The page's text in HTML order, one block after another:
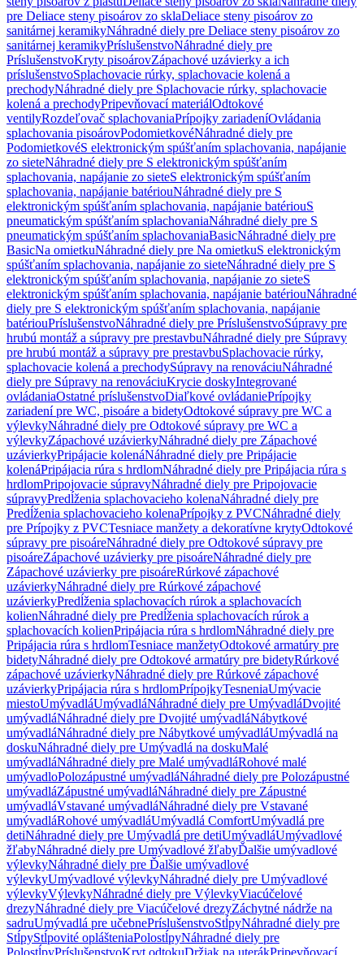
pre Deliace steny pisoárov zo sklaDeliace steny pisoárov zo
sanitárnej keramikyNáhradné diely pre Deliace steny pisoárov zo
sanitárnej keramikyPríslušenstvoNáhradné diely pre
PríslušenstvoKryty pisoárovZápachové uzávierky a ich
príslušenstvoSplachovacie rúrky, splachovacie kolená a
prechodyNáhradné diely pre Splachovacie rúrky, splachovacie
kolená a prechodyPripevňovací materiálOdtokové
ventilyRozdeľovač splachovaniaPrípojky zariadeníOvládania
splachovania pisoárovPodomietkovéNáhradné diely pre
PodomietkovéS elektronickým spúšťaním splachovania, napájanie
zo sieteNáhradné diely pre S elektronickým spúšťaním
splachovania, napájanie zo sieteS elektronickým spúšťaním
splachovania, napájanie batériouNáhradné diely pre S
elektronickým spúšťaním splachovania, napájanie batériouS
pneumatickým spúšťaním splachovaniaNáhradné diely pre S
pneumatickým spúšťaním splachovaniaBasicNáhradné diely pre
BasicNa omietkuNáhradné diely pre Na omietkuS elektronickým
spúšťaním splachovania, napájanie zo sieteNáhradné diely pre S
elektronickým spúšťaním splachovania, napájanie zo sieteS
elektronickým spúšťaním splachovania, napájanie batériouNáhradné
diely pre S elektronickým spúšťaním splachovania, napájanie
batériouPríslušenstvoNáhradné diely pre PríslušenstvoSúpravy pre
hrubú montáž a súpravy pre prestavbuNáhradné diely pre Súpravy
pre hrubú montáž a súpravy pre prestavbuSplachovacie rúrky,
splachovacie kolená a prechodySúpravy na renováciuNáhradné
diely pre Súpravy na renováciuKrycie doskyIntegrované
ovládaniaOstatné príslušenstvoDiaľkové ovládaniePrípojky
zariadení pre WC, pisoáre a bidetyOdtokové súpravy pre WC a
výlevkyNáhradné diely pre Odtokové súpravy pre WC a
výlevkyZápachové uzávierkyNáhradné diely pre Zápachové
uzávierkyPripájacie kolenáNáhradné diely pre Pripájacie
kolenáPripájacia rúra s hrdlomNáhradné diely pre Pripájacia rúra s
hrdlomPripojovacie súpravyNáhradné diely pre Pripojovacie
súpravyPredĺženia splachovacieho kolenaNáhradné diely pre
Predĺženia splachovacieho kolenaPrípojky z PVCNáhradné diely
pre Prípojky z PVCTesniace manžety a dekoratívne krytyOdtokové
súpravy pre pisoáreNáhradné diely pre Odtokové súpravy pre
pisoáreZápachové uzávierky pre pisoáreNáhradné diely pre
Zápachové uzávierky pre pisoáreRúrkové zápachové
uzávierkyNáhradné diely pre Rúrkové zápachové
uzávierkyPredĺženia splachovacích rúrok a splachovacích
kolienNáhradné diely pre Predĺženia splachovacích rúrok a
splachovacích kolienPripájacia rúra s hrdlomNáhradné diely pre
Pripájacia rúra s hrdlomTesniace manžetyOdtokové armatúry pre
bidetyNáhradné diely pre Odtokové armatúry pre bidetyRúrkové
zápachové uzávierkyNáhradné diely pre Rúrkové zápachové
uzávierkyPripájacia rúra s hrdlomPrípojkyTesneniaUmývacie
miestoUmývadláUmývadláNáhradné diely pre UmývadláDvojité
umývadláNáhradné diely pre Dvojité umývadláNábytkové
umývadláNáhradné diely pre Nábytkové umývadláUmývadlá na
doskuNáhradné diely pre Umývadlá na doskuMalé
umývadláNáhradné diely pre Malé umývadláRohové malé
umývadloPolozápustné umývadláNáhradné diely pre Polozápustné
umývadláZápustné umývadláNáhradné diely pre Zápustné
umývadláVstavané umývadláNáhradné diely pre Vstavané
umývadláRohové umývadláUmývadlá ComfortUmývadlá pre
detiNáhradné diely pre Umývadlá pre detiUmývadláUmývadlové
žľabyNáhradné diely pre Umývadlové žľabyĎalšie umývadlové
výlevkyNáhradné diely pre Ďalšie umývadlové
výlevkyUmývadlové výlevkyNáhradné diely pre Umývadlové
výlevkyVýlevkyNáhradné diely pre VýlevkyViacúčelové
drezyNáhradné diely pre Viacúčelové drezyZáchytné nádrže na
sadruUmývadlá pre učebnePríslušenstvoStĺpyNáhradné diely pre
StĺpyStĺpovité oplášteniaPolostĺpyNáhradné diely pre
PolostĺpyPríslušenstvoKryt odtokuDržiak na uterákPripevňovací